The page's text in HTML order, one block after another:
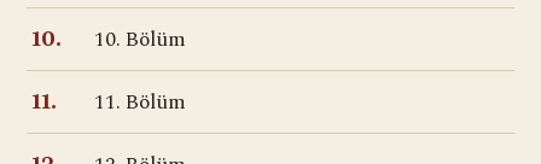
10. 10. Bölüm
11. 11. Bölüm